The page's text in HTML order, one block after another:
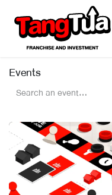
Events